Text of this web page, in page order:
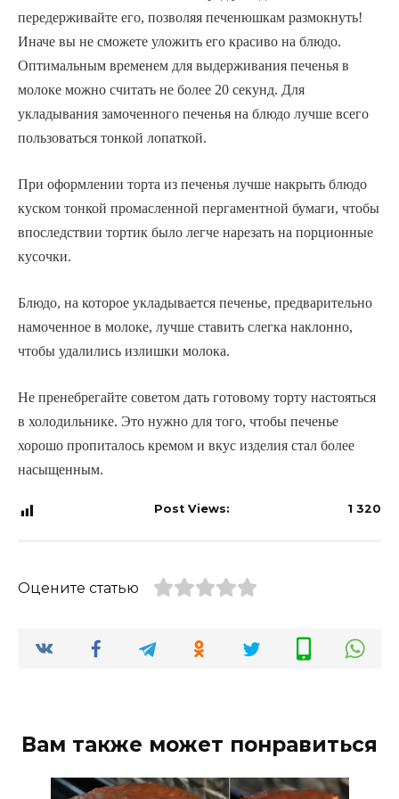
передерживайте его, позволяя печенюшкам размокнуть!
Иначе вы не сможете уложить его красиво на блюдо.
Оптимальным временем для выдерживания печенья в
молоке можно считать не более 20 секунд. Для
укладывания замоченного печенья на блюдо лучше всего
пользоваться тонкой лопаткой.
При оформлении торта из печенья лучше накрыть блюдо
куском тонкой промасленной пергаментной бумаги, чтобы
впоследствии тортик было легче нарезать на порционные
кусочки.
Блюдо, на которое укладывается печенье, предварительно
намоченное в молоке, лучше ставить слегка наклонно,
чтобы удалились излишки молока.
Не пренебрегайте советом дать готовому торту настояться
в холодильнике. Это нужно для того, чтобы печенье
хорошо пропиталось кремом и вкус изделия стал более
насыщенным.
Post Views: 1 320
Оцените статью
Вам также может понравиться